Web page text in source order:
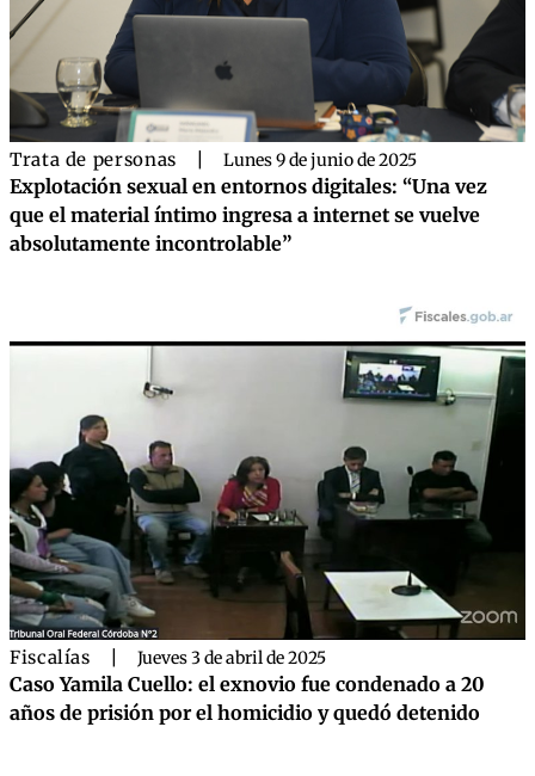
Trata de personas Lunes 9 de junio de 2025
Explotación sexual en entornos digitales: “Una vez
que el material íntimo ingresa a internet se vuelve
absolutamente incontrolable”
Fiscalías Jueves 3 de abril de 2025
Caso Yamila Cuello: el exnovio fue condenado a 20
años de prisión por el homicidio y quedó detenido